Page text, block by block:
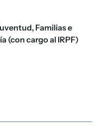
Familias e
(con cargo al IRPF)